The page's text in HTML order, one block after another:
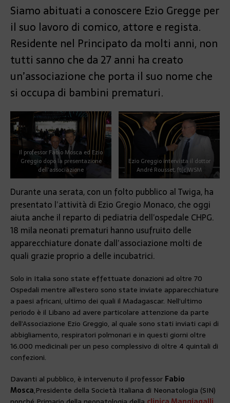
Siamo abituati a conoscere Ezio Gregge per
il suo lavoro di comico, attore e regista.
Residente nel Principato da molti anni, non
tutti sanno che da 27 anni ha creato
un’associazione che porta il suo nome che
si occupa di bambini prematuri.
Il professor Fabio Mosca ed Ezio
Greggio dopo la presentazione
dell’associazione
Ezio Greggio intervista il dottor
André Rousset, ft(c)WSM
Durante una serata, con un folto pubblico al Twiga, ha
presentato l’attività di Ezio Gregio Monaco, che oggi
aiuta anche il reparto di pediatria dell’ospedale CHPG.
18 mila neonati prematuri hanno usufruito delle
apparecchiature donate dall’associazione molti de
quali grazie proprio a delle incubatrici.
Solo in Italia sono state effettuate donazioni ad oltre 70
Ospedali mentre all’estero sono state inviate apparecchiature
a paesi africani, ultimo dei quali il Madagascar. Nell’ultimo
periodo è il Libano ad avere particolare attenzione da parte
dell’Associazione Ezio Greggio, al quale sono stati inviati capi di
abbigliamento, respiratori polmonari e in questi giorni oltre
16.000 medicinali per un peso complessivo di oltre 4 quintali di
confezioni.
Davanti al pubblico, è intervenuto il professor Fabio
Mosca,Presidente della Società Italiana di Neonatologia (SIN)